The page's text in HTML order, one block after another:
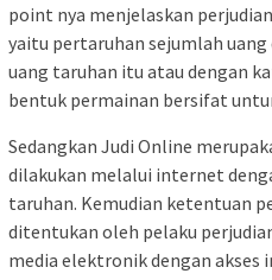
point nya menjelaskan
yaitu pertaruhan sejumlah
uang taruhan itu atau dengan
bentuk permainan bersifat
Sedangkan Judi Online
dilakukan melalui internet
taruhan. Kemudian ketentuan
ditentukan oleh pelaku
media elektronik dengan akses